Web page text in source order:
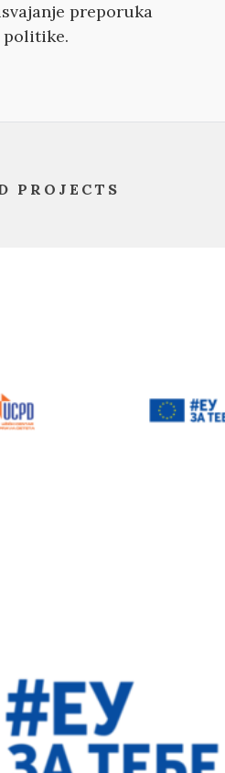
preporuka
PROJECTS